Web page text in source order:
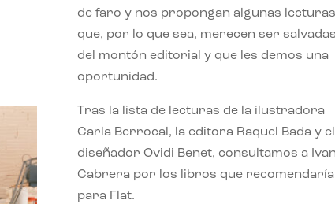
de faro y nos propongan algunas lecturas
que, por lo que sea, merecen ser
del montón editorial y que les demos una
oportunidad.
Tras la lista de lecturas de la ilustradora
Carla Berrocal, la editora Raquel Bada y el
diseñador Ovidi Benet, consultamos a
Cabrera por los libros que recomendaría
para Flat.